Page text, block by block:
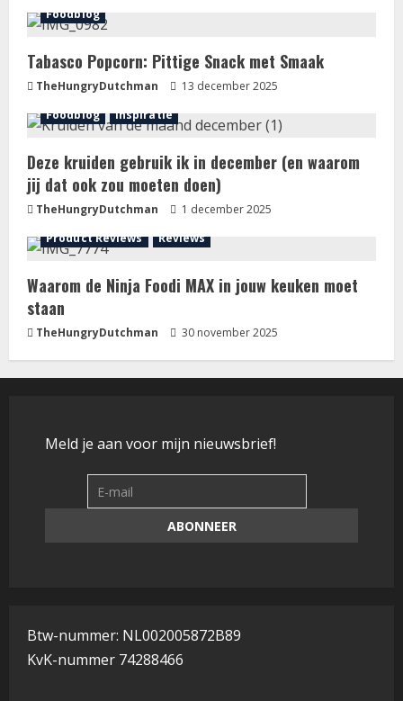
Foodblog
Tabasco Popcorn: Pittige Snack met Smaak
TheHungryDutchman
13 december 2025
Foodblog
Inspiratie
Deze kruiden gebruik ik in december (en waarom
jij dat ook zou moeten doen)
TheHungryDutchman
1 december 2025
Product Reviews
Reviews
Waarom de Ninja Foodi MAX in jouw keuken moet
staan
TheHungryDutchman 30 november 2025
Meld je aan voor mijn nieuwsbrief!
Btw-nummer: NL002005872B89
KvK-nummer 74288466